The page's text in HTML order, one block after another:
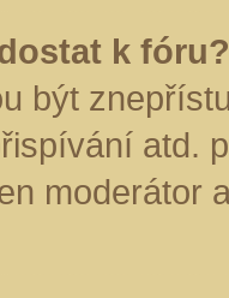
k fóru?
být
atd.
moderátor